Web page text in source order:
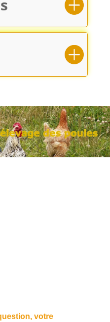
votre